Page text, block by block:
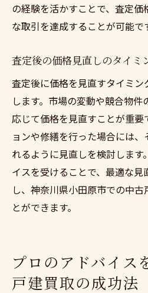
の経験を活かすことで、査定
な取引を達成することが可能で
査定後の価格見直しのタイミ
査定後に価格を見直すタイミ
します。市場の変動や競合物
応じて価格を見直すことが重要
ョンや修繕を行った場合には
れるように見直しを検討します
イスを受けることで、最適な
し、神奈川県小田原市での中
とができます。
プロのアドバイス
戸建買取の成功法